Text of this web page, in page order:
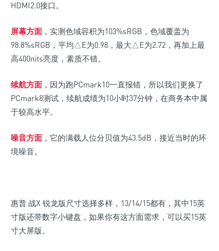
HDMI2.0接口。
屏幕方面 ，实测色域容积为103%sRGB，色域覆盖为
98.8%sRGB，平均△E为0.98，最大△E为2.72，再加上最
高400nits亮度，素质不错。
续航方面 ，因为跑PCmark10一直报错，所以我们更换了
PCmark8测试，续航成绩为10小时37分钟，在商务本中属
于较高水平。
噪音方面 ，它的满载人位分贝值为43.5dB，接近当时的环
境噪音。
惠普 战X 锐龙版尺寸选择多样，13/14/15都有，其中15英
寸版还带数字小键盘，如果你有这方面需求，可以买15英
寸大屏版。